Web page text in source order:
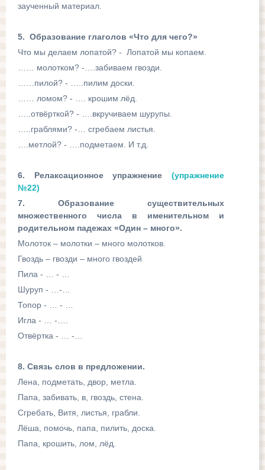
заученный материал.
5. Образование глаголов «Что для чего?»
Что мы делаем лопатой? - Лопатой мы копаем.
…… молотком? -….забиваем гвозди.
……пилой? - …..пилим доски.
…… ломом? - …. крошим лёд.
…..отвёрткой? - ….вкручиваем шурупы.
…..граблями? -… сгребаем листья.
….метлой? - ….подметаем. И т.д.
6. Релаксационное упражнение (упражнение
№22)
7. Образование существительных
множественного числа в именительном и
родительном падежах «Один – много».
Молоток – молотки – много молотков.
Гвоздь – гвозди – много гвоздей
Пила - … - …
Шуруп - …-…
Топор - … - …
Игла - … -….
Отвёртка - … -…
8. Связь слов в предложении.
Лена, подметать, двор, метла.
Папа, забивать, в, гвоздь, стена.
Сгребать, Витя, листья, грабли.
Лёша, помочь, папа, пилить, доска.
Папа, крошить, лом, лёд.